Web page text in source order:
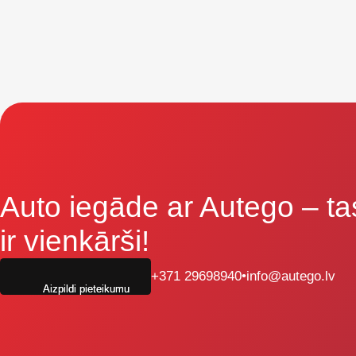
Auto iegāde ar Autego –
ir vienkārši!
+371 29698940•info@autego.lv